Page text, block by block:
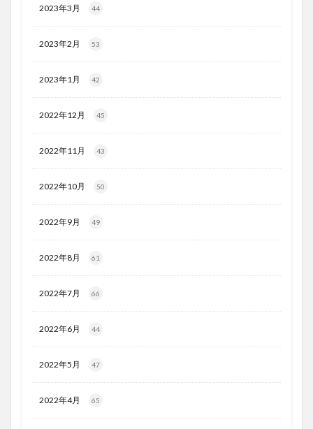
2023年3月 44
2023年2月 53
2023年1月 42
2022年12月 45
2022年11月 43
2022年10月 50
2022年9月 49
2022年8月 61
2022年7月 66
2022年6月 44
2022年5月 47
2022年4月 65